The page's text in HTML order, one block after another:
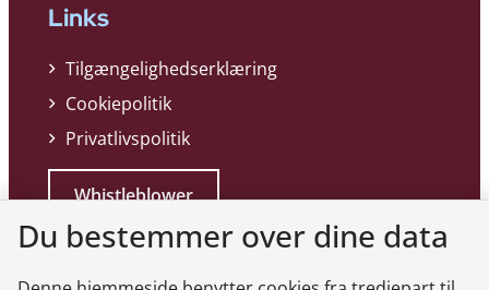
Links
Tilgængelighedserklæring
Cookiepolitik
Privatlivspolitik
Whistleblower
Du bestemmer over dine data